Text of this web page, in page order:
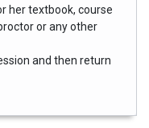
her textbook, course
or any other
and then return